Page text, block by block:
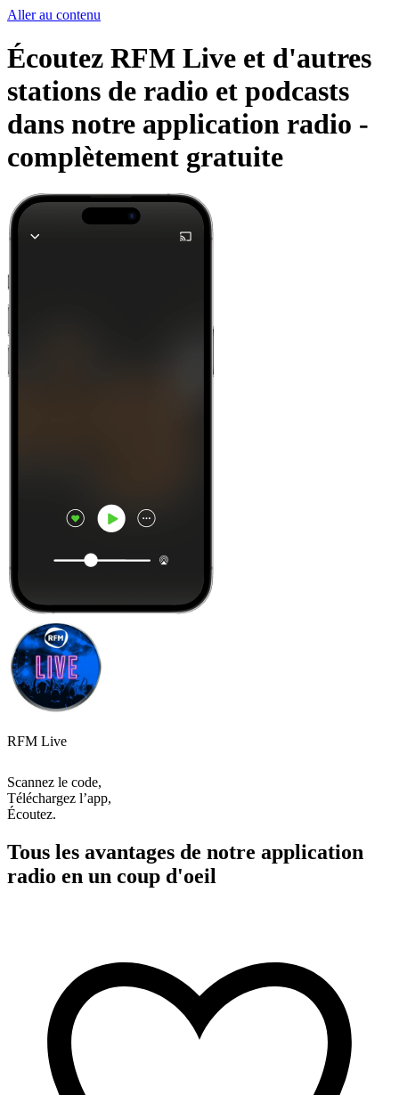
Aller au contenu
Écoutez RFM Live et d'autres
stations de radio et podcasts
dans notre application radio -
complètement gratuite
RFM Live
Scannez le code,
Téléchargez l’app,
Écoutez.
Tous les avantages de notre application
radio en un coup d'oeil